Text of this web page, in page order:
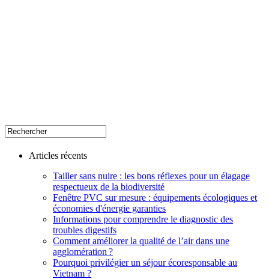
Articles récents
Tailler sans nuire : les bons réflexes pour un élagage
respectueux de la biodiversité
Fenêtre PVC sur mesure : équipements écologiques et
économies d'énergie garanties
Informations pour comprendre le diagnostic des
troubles digestifs
Comment améliorer la qualité de l’air dans une
agglomération ?
Pourquoi privilégier un séjour écoresponsable au
Vietnam ?